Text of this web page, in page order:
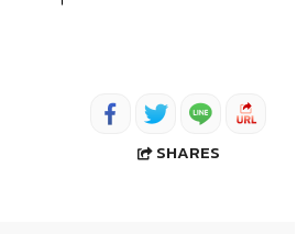
SHARES